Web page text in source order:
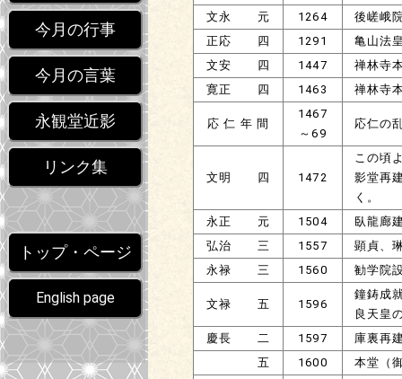
今月の行事
今月の言葉
永観堂近影
リンク集
トップ・ページ
English page
文永 元
1264
後嵯峨
正応 四
1291
亀山法
文安 四
1447
禅林寺
寛正 四
1463 禅林寺
応 仁 年 間
1467
～69
応仁の
文明 四 1472
この頃
影堂再
く。
永正 元
1504
臥龍廊
弘治 三
1557
顕貞、
永禄 三
1560 勧学院
文禄 五 1596
鐘鋳成
良天皇
慶長 二
1597
庫裏再
五
1600
本堂（